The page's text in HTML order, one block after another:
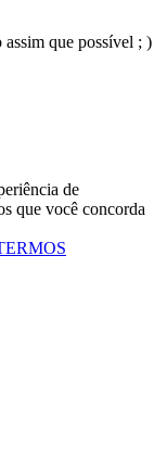
assim que possível ; )
de
que você concorda